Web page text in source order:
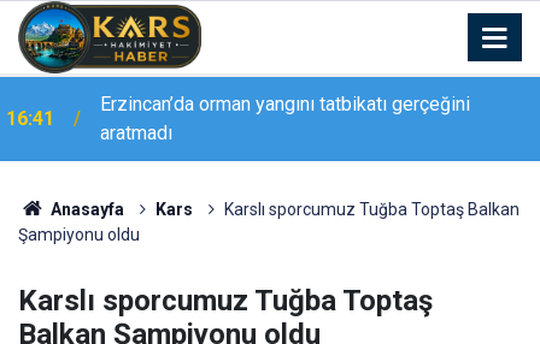
16:41
Erzincan’da orman yangını tatbikatı gerçeğini
aratmadı
Anasayfa Kars
Karslı sporcumuz Tuğba Toptaş Balkan
Şampiyonu oldu
Karslı sporcumuz Tuğba Toptaş
Balkan Şampiyonu oldu